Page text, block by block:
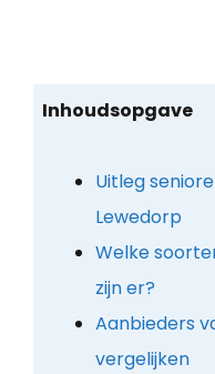
Inhoudsopgave
Uitleg
Lewedorp
Welke
zijn er?
Aanbieders
vergelijken